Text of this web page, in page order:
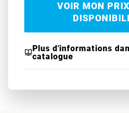
VOIR MON
Plus d'informations
catalogue